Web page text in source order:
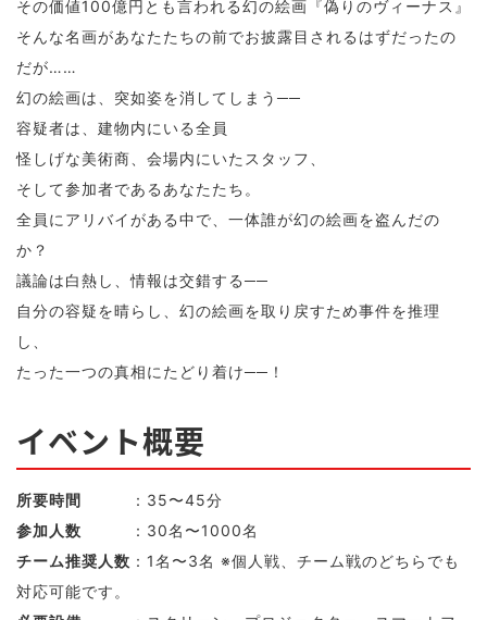
その価値100億円とも言われる幻の絵画『偽りのヴィーナス』
そんな名画があなたたちの前でお披露目されるはずだったの
だが……
幻の絵画は、突如姿を消してしまう──
容疑者は、建物内にいる全員
怪しげな美術商、会場内にいたスタッフ、
そして参加者であるあなたたち。
全員にアリバイがある中で、一体誰が幻の絵画を盗んだの
か？
議論は白熱し、情報は交錯する──
自分の容疑を晴らし、幻の絵画を取り戻すため事件を推理
し、
たった一つの真相にたどり着け──！
イベント概要
所要時間
：35〜45分
参加人数
：30名〜1000名
チーム推奨人数 ：1名〜3名 ※個人戦、チーム戦のどちらでも
対応可能です。